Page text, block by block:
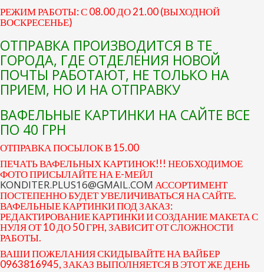
РЕЖИМ РАБОТЫ: С 08.00 ДО 21.00 (ВЫХОДНОЙ
ВОСКРЕСЕНЬЕ)
ОТПРАВКА ПРОИЗВОДИТСЯ В ТЕ
ГОРОДА, ГДЕ ОТДЕЛЕНИЯ НОВОЙ
ПОЧТЫ РАБОТАЮТ, НЕ ТОЛЬКО НА
ПРИЕМ, НО И НА ОТПРАВКУ
ВАФЕЛЬНЫЕ КАРТИНКИ НА САЙТЕ ВСЕ
ПО 40 ГРН
ОТПРАВКА ПОСЫЛОК В 15.00
ПЕЧАТЬ ВАФЕЛЬНЫХ КАРТИНОК!!! НЕОБХОДИМОЕ
ФОТО ПРИСЫЛАЙТЕ НА Е-МЕЙЛ
KONDITER.PLUS16@GMAIL.COM АССОРТИМЕНТ
ПОСТЕПЕННО БУДЕТ УВЕЛИЧИВАТЬСЯ НА САЙТЕ.
ВАФЕЛЬНЫЕ КАРТИНКИ ПОД ЗАКАЗ:
РЕДАКТИРОВАНИЕ КАРТИНКИ И СОЗДАНИЕ МАКЕТА С
НУЛЯ ОТ 10 ДО 50 ГРН, ЗАВИСИТ ОТ СЛОЖНОСТИ
РАБОТЫ.
ВАШИ ПОЖЕЛАНИЯ СКИДЫВАЙТЕ НА ВАЙБЕР
0963816945, ЗАКАЗ ВЫПОЛНЯЕТСЯ В ЭТОТ ЖЕ ДЕНЬ